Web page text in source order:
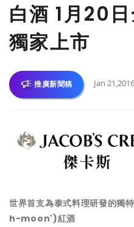
白酒 1月20
獨家上市
推廣新聞稿 Jan 21,2016
世界首支為泰式料理研發的獨
h-moon')紅酒